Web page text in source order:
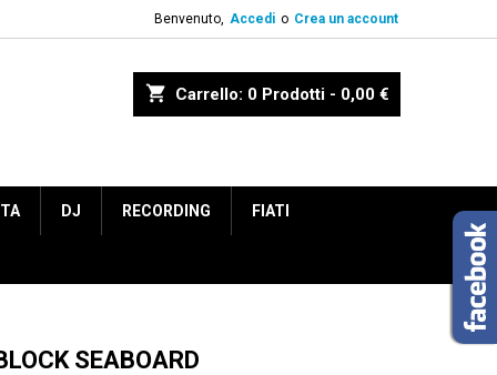
Benvenuto, Accedi o Crea un account
shopping_cart Carrello: 0 Prodotti - 0,00 €
DJ RECORDING FIATI
SEABOARD